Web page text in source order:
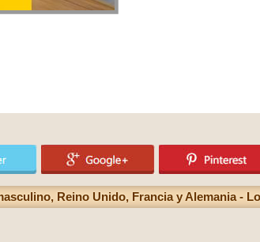
Reino Unido, Francia y Alemania -